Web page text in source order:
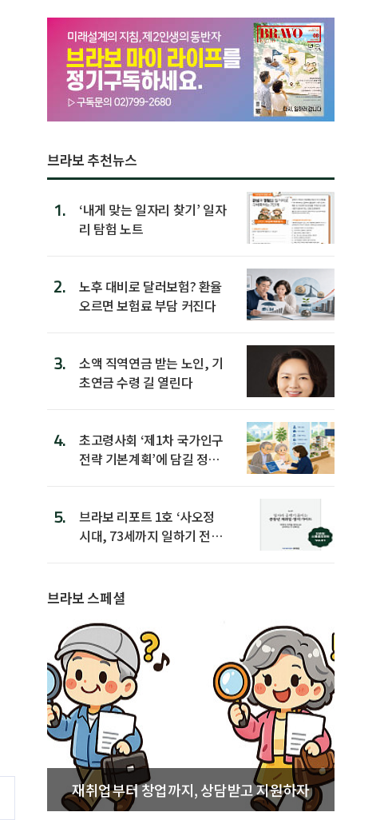
브라보 추천뉴스
1.
‘내게 맞는 일자리 찾기’ 일자
리 탐험 노트
2.
노후 대비로 달러보험? 환율
오르면 보험료 부담 커진다
3.
소액 직역연금 받는 노인, 기
초연금 수령 길 열린다
4.
초고령사회 ‘제1차 국가인구
전략 기본계획’에 담길 정책
5.
브라보 리포트 1호 ‘사오정
시대, 73세까지 일하기 전략’
브라보 스페셜
재취업부터 창업까지, 상담받고 지원하자